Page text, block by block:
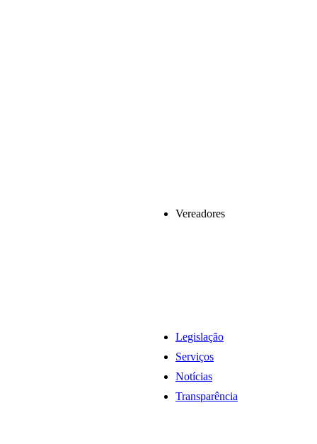
Vereadores
Legislação
Serviços
Notícias
Transparência